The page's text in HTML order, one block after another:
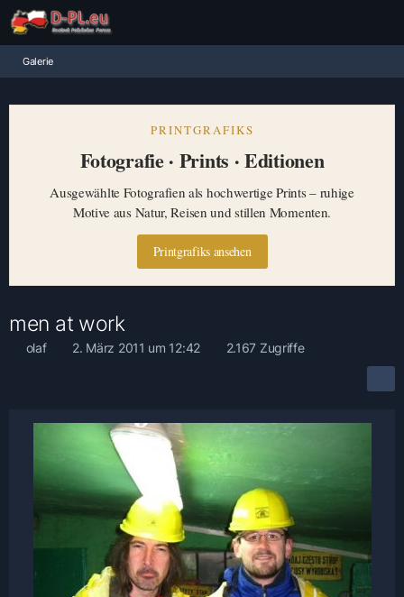
Galerie
PRINTGRAFIKS
Fotografie · Prints · Editionen
Ausgewählte Fotografien als hochwertige Prints – ruhige
Motive aus Natur, Reisen und stillen Momenten.
Printgrafiks ansehen
men at work
olaf 2. März 2011 um 12:42 2.167 Zugriffe